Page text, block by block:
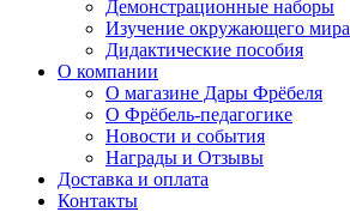
Демонстрационные наборы
Изучение окружающего мира
Дидактические пособия
О компании
О магазине Дары Фрёбеля
О Фрёбель-педагогике
Новости и события
Награды и Отзывы
Доставка и оплата
Контакты